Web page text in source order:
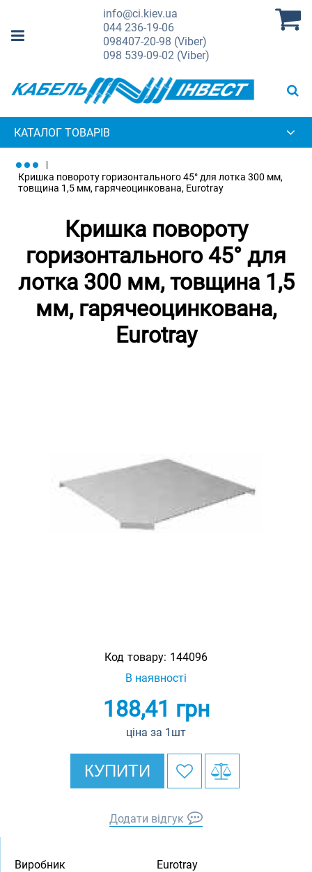
info@ci.kiev.ua
044236-19-06
098407-20-98 (Viber)
098 539-09-02 (Viber)
КАТАЛОГ ТОВАРІВ
Кришка повороту горизонтального 45° для лотка 300 мм,
товщина 1,5 мм, гарячеоцинкована, Eurotray
Кришка повороту
горизонтального 45° для
лотка 300 мм, товщина 1,5
мм, гарячеоцинкована,
Eurotray
Код товару: 144096
В наявності
188,41 грн
ціна за 1шт
КУПИТИ
Додати відгук
Виробник
Eurotray